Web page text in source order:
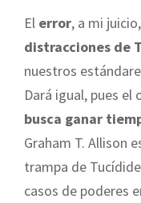
El error, a mi
distracciones de
nuestros
Dará igual, pues
busca ganar
Graham T. Allison
trampa de
casos de poderes